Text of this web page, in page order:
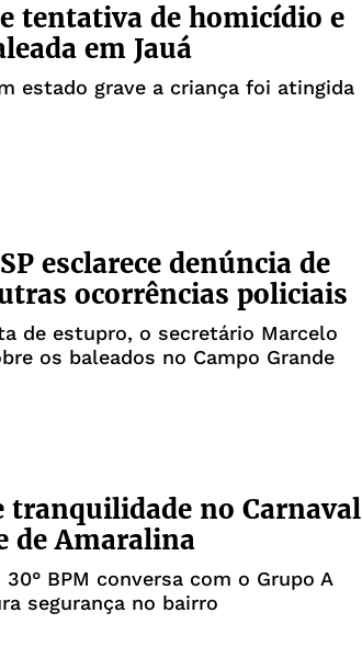
tentativa de homicídio e
em Jauá
estado grave a criança foi atingida
esclarece denúncia de
ocorrências policiais
de estupro, o secretário Marcelo
os baleados no Campo Grande
tranquilidade no Carnaval
de Amaralina
BPM conversa com o Grupo A
segurança no bairro